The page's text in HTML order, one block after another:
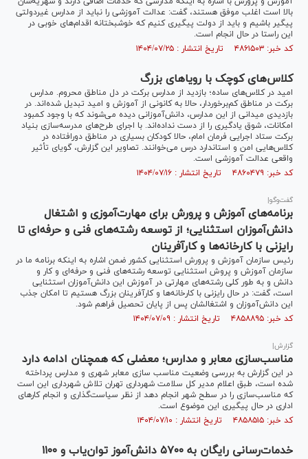
بالا است اغلب موفق هستند، گفت: عدالت آموزشی را نباید از مدارس غیردولتی
پیگیر باشیم و باید از دولت پیگیری کنیم که خوشبختانه اقدام‌های خوبی در
این راستا در حال انجام است.
کد خبر: ۴۸۶۱۵۰۳ تاریخ انتشار : ۱۴۰۴/۰۷/۲۵
کلاس‌های کوچک با رویاهای بزرگ
امید در کلاس‌های ساده؛ بازدید از مدارس برکت در دل مناطق محروم. مدارس
برکت در مناطق کم‌برخوردار، حالا به کانونی از آموزش و امید تبدیل شده‌اند. در
بازدیدی میدانی از این مدارس، دانش‌آموزانی دیده می‌شوند که با وجود کمبود
امکانات، شوق یادگیری را از دست نداده‌اند. با اجرای طرح‌های مدرسه‌سازی بنیاد
برکت ستاد اجرایی فرمان امام، حالا کودکان بسیاری در مناطق دورافتاده در
کلاس‌هایی امن و استاندارد درس می‌خوانند. تصاویر این گزارش، گویای تأثیر
واقعی عدالت آموزشی است.
کد خبر: ۴۸۶۰۴۷۹ تاریخ انتشار : ۱۴۰۴/۰۷/۱۶
گفت‌وگو|
برنامه‌های آموزش و پرورش برای مهارت‌آموزی و اشتغال
دانش‌آموزان استثنایی؛ از توسعه رشته‌های فنی‌ و حرفه‌ای تا
رایزنی با کارخانه‌ها و کارآفرینان
رئیس سازمان آموزش و پرورش استثنایی کشور ضمن اشاره به اینکه برنامه ما در
سازمان آموزش و پروش استثنایی توسعه رشته‌های فنی و حرفه‌ای و کار و
دانش و به طور کلی رشته‌های مهارتی در آموزش این دانش‌آموزان استثنایی
است، گفت: در حال رایزنی با کارخانه‌ها و کارآفرینان بزرگ هستیم تا امکان جذب
این دانش‌آموزان و اشتغالشان پس از پایان تحصیل فراهم شود.
کد خبر: ۴۸۵۸۸۹۵ تاریخ انتشار : ۱۴۰۴/۰۷/۰۹
گزارش|
مناسب‌سازی معابر و مدارس؛ معضلی که همچنان ادامه دارد
در این گزارش به بررسی وضعیت مناسب سازی معابر شهری و مدارس پرداخته
شده است، طبق اعلام مدیر کل سلامت شهرداری تهران تلاش شهرداری این است
که مناسب‌سازی را در سطح شهر انجام دهد از نظر سیاست‌گذاری و انجام کارهای
اداری در حال پیگیری این موضوع است.
کد خبر: ۴۸۵۸۵۱۵ تاریخ انتشار : ۱۴۰۴/۰۷/۱۰
خدمات‌رسانی رایگان به ۵۷۰۰ دانش‌آموز توان‌یاب و ۱۱۰۰